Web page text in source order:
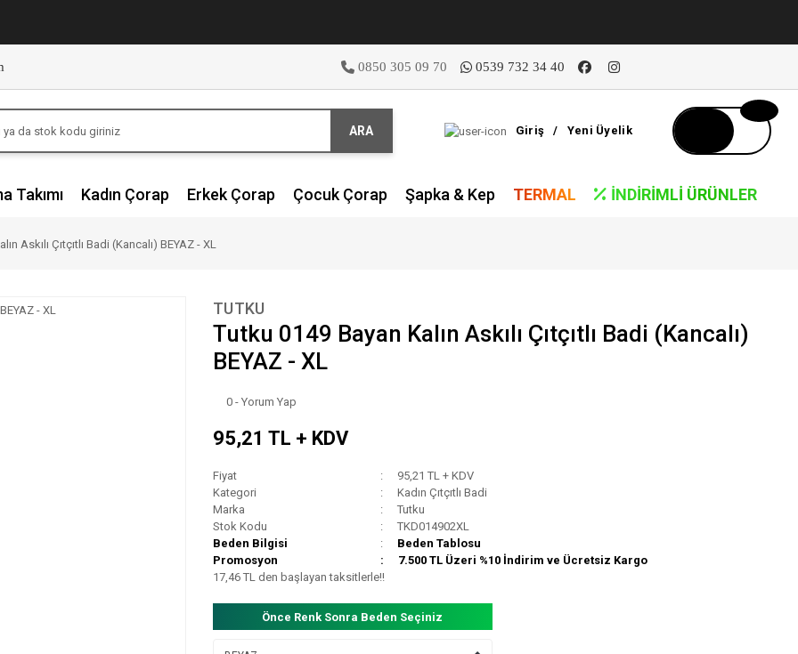
0850 305 09 70 0539 732 34 40
ARA Giriş / Yeni Üyelik
Takımı Kadın Çorap Erkek Çorap Çocuk Çorap Şapka & Kep TERMAL İNDIRIMLI ÜRÜNLER
Askılı Çıtçıtlı Badi (Kancalı) BEYAZ - XL
TUTKU
Tutku 0149 Bayan Kalın Askılı Çıtçıtlı Badi (Kancalı)
BEYAZ - XL
0 - Yorum Yap
95,21 TL + KDV
Fiyat
95,21 TL + KDV
Kategori
Kadın Çıtçıtlı Badi
Marka
Tutku
Stok Kodu
TKD014902XL
Beden Bilgisi
Beden Tablosu
Promosyon
7.500 TL Üzeri %10 İndirim ve Ücretsiz Kargo
17,46 TL den başlayan taksitlerle!!
Önce Renk Sonra Beden Seçiniz